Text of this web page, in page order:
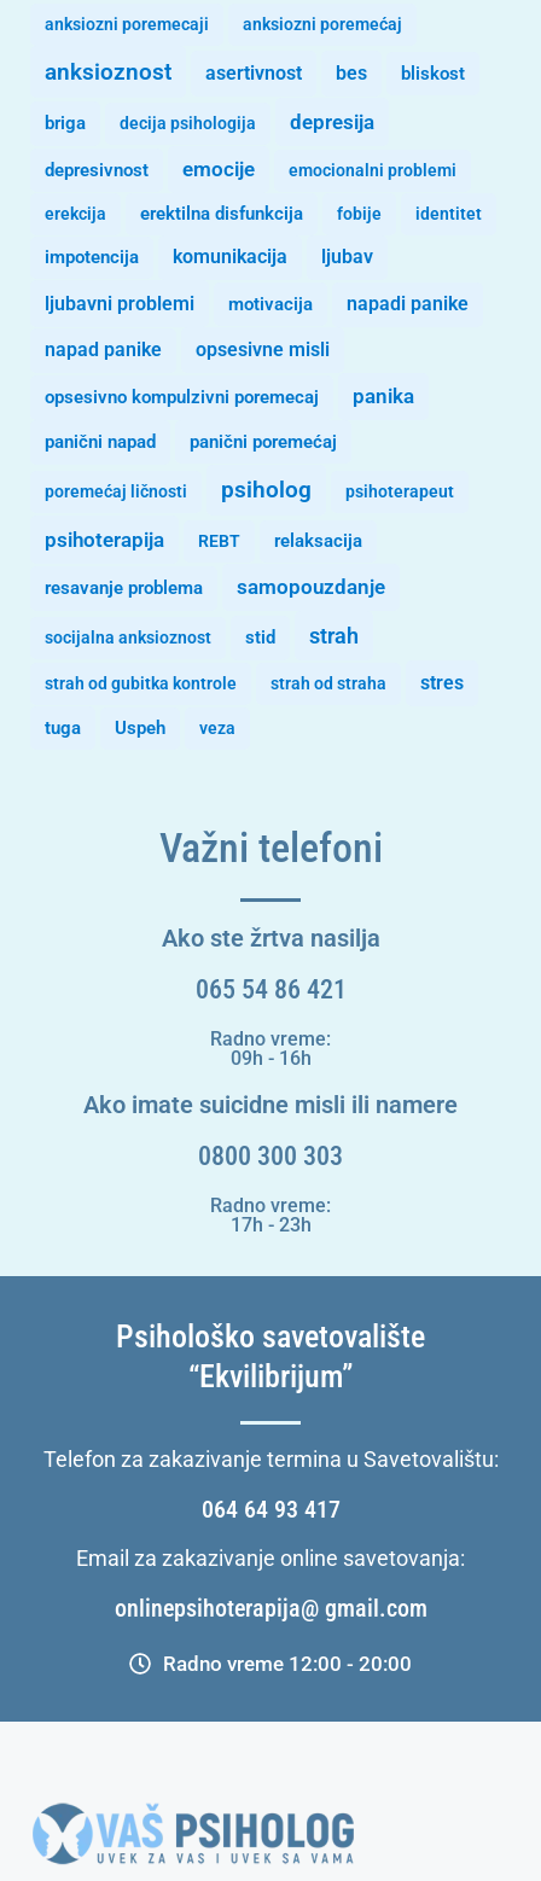
anksiozni poremecaji
anksiozni poremećaj
anksioznost asertivnost bes bliskost
briga decija psihologija depresija
depresivnost emocije emocionalni problemi
erekcija erektilna disfunkcija fobije identitet
impotencija komunikacija ljubav
ljubavni problemi motivacija napadi panike
napad panike opsesivne misli
opsesivno kompulzivni poremecaj panika
panični napad panični poremećaj
poremećaj ličnosti psiholog psihoterapeut
psihoterapija REBT relaksacija
resavanje problema samopouzdanje
socijalna anksioznost stid strah
strah od gubitka kontrole strah od straha stres
tuga Uspeh veza
Važni telefoni
Ako ste žrtva nasilja
065 54 86 421
Radno vreme:
09h - 16h
Ako imate suicidne misli ili namere
0800 300 303
Radno vreme:
17h - 23h
Psihološko savetovalište
“Ekvilibrijum”
Telefon za zakazivanje termina u Savetovalištu:
064 64 93 417
Email za zakazivanje online savetovanja:
onlinepsihoterapija@ gmail.com
Radno vreme 12:00 - 20:00